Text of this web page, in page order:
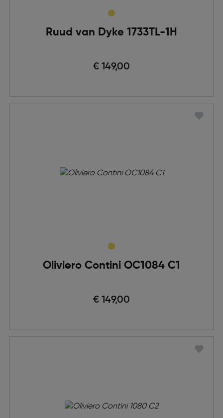
Ruud van Dyke 1733TL-1H
€ 149,00
Oliviero Contini OC1084 C1
€ 149,00